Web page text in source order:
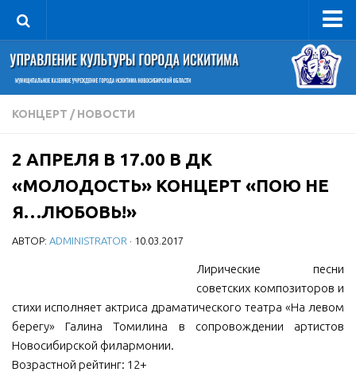
Управление
Руководитель
Сведения об организации
Книга почета культуры
Фотогалерея
Документы
Учредительные документы
Отчеты о деятельности
Учреждения культуры
КОНЦЕРТ / НОВОСТИ
2 АПРЕЛЯ В 17.00 В ДК
«МОЛОДОСТЬ» КОНЦЕРТ «ПОЮ НЕ
Я…ЛЮБОВЬ!»
АВТОР: ADMINISTRATOR · 10.03.2017
Лирические песни
советских композиторов и
стихи исполняет актриса драматического театра «На левом
берегу» Галина Томилина в сопровождении артистов
Новосибирской филармонии.
Возрастной рейтинг: 12+